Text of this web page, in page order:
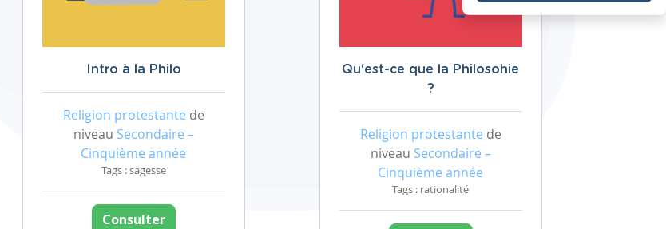
Intro à la Philo
Religion protestante de
niveau Secondaire –
Cinquième année
Tags : sagesse
Consulter
Qu'est-ce que la Philosohie
?
Religion protestante de
niveau Secondaire –
Cinquième année
Tags : rationalité